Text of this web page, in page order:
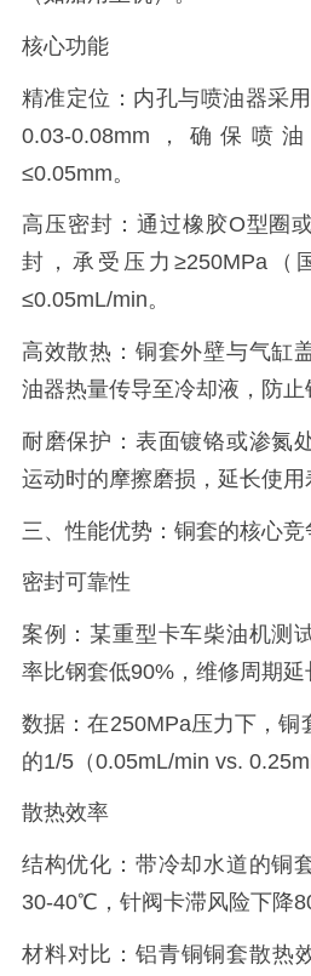
核心功能
精准定位：内孔与喷油器采
0.03-0.08mm，确保喷
≤0.05mm。
高压密封：通过橡胶O型圈
封，承受压力≥250MPa（
≤0.05mL/min。
高效散热：铜套外壁与气缸
油器热量传导至冷却液，防止
耐磨保护：表面镀铬或渗氮
运动时的摩擦磨损，延长使用
三、性能优势：铜套的核心竞
密封可靠性
案例：某重型卡车柴油机测
率比钢套低90%，维修周期延
数据：在250MPa压力下，铜
的1/5（0.05mL/min vs.
散热效率
结构优化：带冷却水道的铜
30-40℃，针阀卡滞风险下降
材料对比：铝青铜铜套散热